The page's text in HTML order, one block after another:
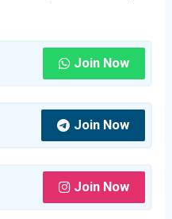
Join Now
Join Now
Join Now